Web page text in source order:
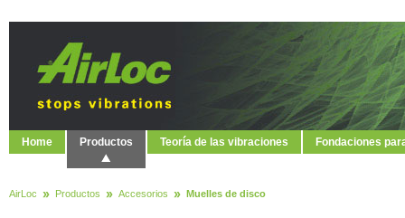
Home Productos Teoría de las vibraciones Fondaciones
AirLoc Productos Accesorios Muelles de disco